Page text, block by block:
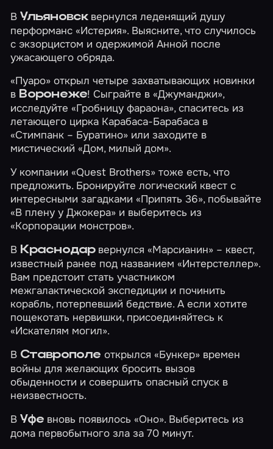
ВУльяновсквернулся леденящий душу
перформанс«Истерия». Выясните, что случилось
с экзорцистом и одержимой Анной после
ужасающего обряда.
«Пуаро» открыл четыре захватывающих новинки
в Воронеже! Сыграйте в«Джуманджи»,
исследуйте«Гробницу фараона», спаситесь из
летающего цирка Карабаса-Барабаса в
«Стимпанк – Буратино» или заходите в
мистический«Дом, милый дом».
У компании «Quest Brothers» тоже есть, что
предложить. Бронируйте логический квест с
интересными загадками«Припять 36», побывайте
«В плену у Джокера» и выберитесь из
«Корпорации монстров».
В Краснодарвернулся«Марсианин» – квест,
известный ранее под названием «Интерстеллер».
Вам предстоит стать участником
межгалактической экспедиции и починить
корабль, потерпевший бедствие. А если хотите
пощекотать нервишки, присоединяйтесь к
«Искателям могил».
В Ставрополе открылся «Бункер»времен
войны для желающих бросить вызов
обыденности и совершить опасный спуск в
неизвестность.
ВУфе вновь появилось«Оно». Выберитесь из
дома первобытного зла за 70 минут.